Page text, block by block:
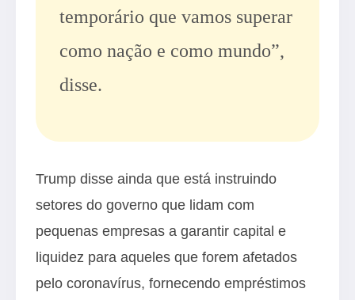
temporário que vamos superar
como nação e como mundo”,
disse.
Trump disse ainda que está instruindo
setores do governo que lidam com
pequenas empresas a garantir capital e
liquidez para aqueles que forem afetados
pelo coronavírus, fornecendo empréstimos